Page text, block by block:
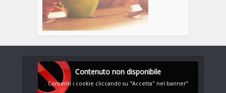
Contenuto non disponibile
Consenti i cookie cliccando su "Accetta" nel banner"